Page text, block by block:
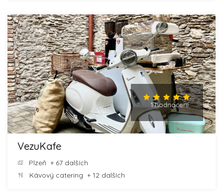
1 hodnocení
VezuKafe
Plzeň + 67 dalších
Kávový catering + 12 dalších